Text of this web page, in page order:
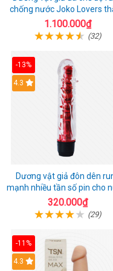
chống nước Joko Lovers
hoa
1.100.000₫
(32)
-13%
4.3
Dương vật giả đôn dên
mạnh nhiều tần số pin cho
cặp đôi
320.000₫
(29)
-11%
4.3